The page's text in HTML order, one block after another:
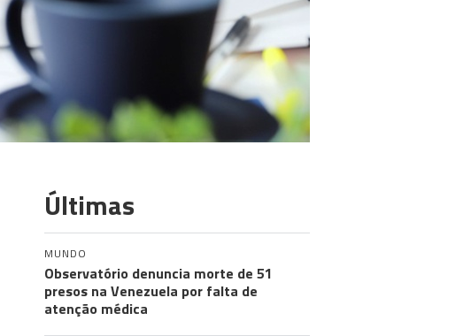
Últimas
MUNDO
Observatório denuncia morte de 51
presos na Venezuela por falta de
atenção médica